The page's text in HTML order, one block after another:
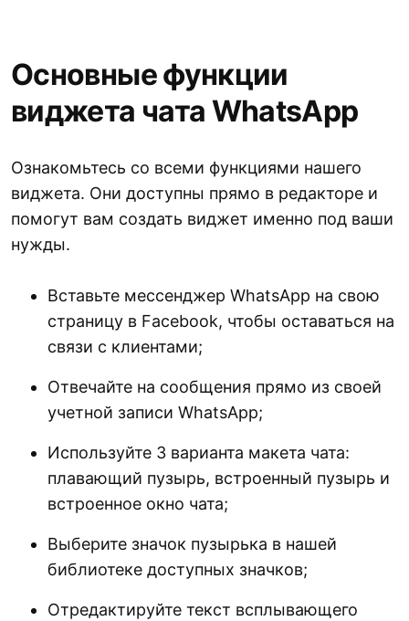
Основные функции
виджета чата WhatsApp
Ознакомьтесь со всеми функциями нашего
виджета. Они доступны прямо в редакторе и
помогут вам создать виджет именно под ваши
нужды.
Вставьте мессенджер WhatsApp на свою
страницу в Facebook, чтобы оставаться на
связи с клиентами;
Отвечайте на сообщения прямо из своей
учетной записи WhatsApp;
Используйте 3 варианта макета чата:
плавающий пузырь, встроенный пузырь и
встроенное окно чата;
Выберите значок пузырька в нашей
библиотеке доступных значков;
Отредактируйте текст всплывающего